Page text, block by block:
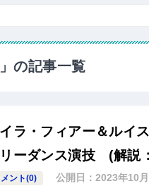
の記事一覧
ラ・フィアー＆ル
ーダンス演技 (解説
ント(0) 公開日：2023年10